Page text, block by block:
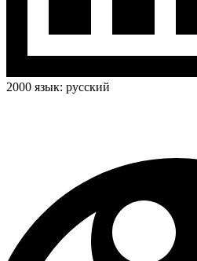
2000 язык: русский